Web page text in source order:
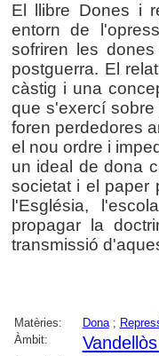
El llibre Dones i
entorn de
sofriren les
postguerra. El
càstig i una
que s'exercí
foren perdedores
el nou ordre i
un ideal de dona
societat i el paper
l'Església,
propagar la
transmissió
Matèries: Dona;
Àmbit: